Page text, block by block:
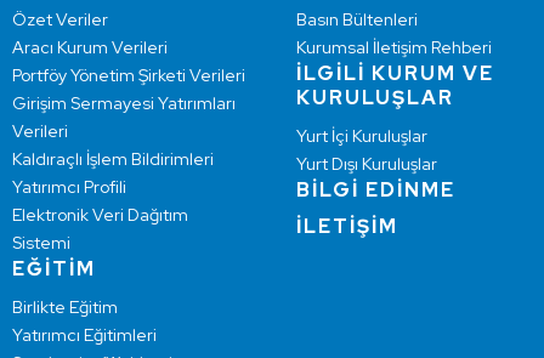
Özet Veriler
Aracı Kurum Verileri
Portföy Yönetim Şirketi Verileri
Girişim Sermayesi Yatırımları
Verileri
Kaldıraçlı İşlem Bildirimleri
Yatırımcı Profili
Elektronik Veri Dağıtım
Sistemi
EĞİTİM
Birlikte Eğitim
Yatırımcı Eğitimleri
Basın Bültenleri
Kurumsal İletişim Rehberi
İLGİLİ KURUM VE
KURULUŞLAR
Yurt İçi Kuruluşlar
Yurt Dışı Kuruluşlar
BİLGİ EDİNME
İLETİŞİM